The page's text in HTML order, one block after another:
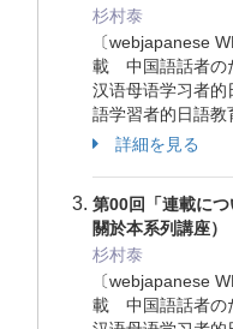
杉村泰
〔webjapanese
載 中国語話者の
汉语母语学习者
語学習者的日語
詳細を見る
第00回「連載につ
關於本系列講座）
杉村泰
〔webjapanese
載 中国語話者の